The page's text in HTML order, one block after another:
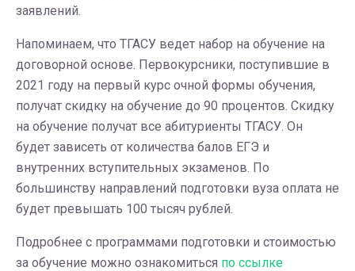
заявлений.
Напоминаем, что ТГАСУ ведет набор на обучение на
договорной основе. Первокурсники, поступившие в
2021 году на первый курс очной формы обучения,
получат скидку на обучение до 90 процентов. Скидку
на обучение получат все абитуриенты ТГАСУ. Он
будет зависеть от количества балов ЕГЭ и
внутренних вступительных экзаменов. По
большинству направлений подготовки вуза оплата не
будет превышать 100 тысяч рублей.
Подробнее с программами подготовки и стоимостью
за обучение можно ознакомиться по ссылке